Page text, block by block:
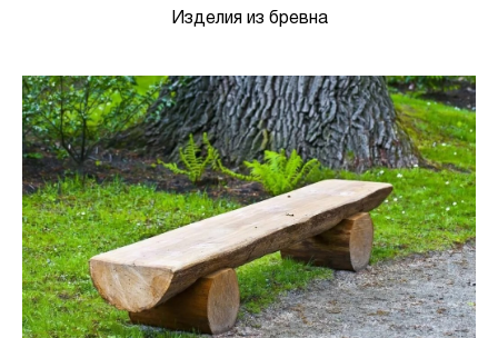
Изделия из бревна